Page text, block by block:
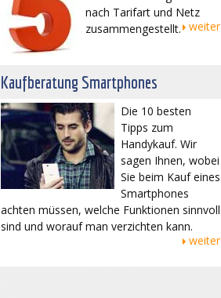
nach Tarifart und Netz
zusammengestellt. weiter
Kaufberatung Smartphones
Die 10 besten
Tipps zum
Handykauf. Wir
sagen Ihnen, wobei
Sie beim Kauf eines
Smartphones
achten müssen, welche Funktionen sinnvoll
sind und worauf man verzichten kann.
weiter